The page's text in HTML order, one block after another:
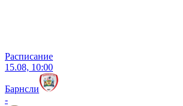
Расписание
15.08, 10:00
Барнсли
-